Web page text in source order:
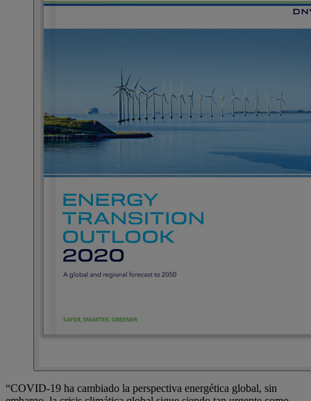
“COVID-19 ha cambiado la perspectiva energética global, sin